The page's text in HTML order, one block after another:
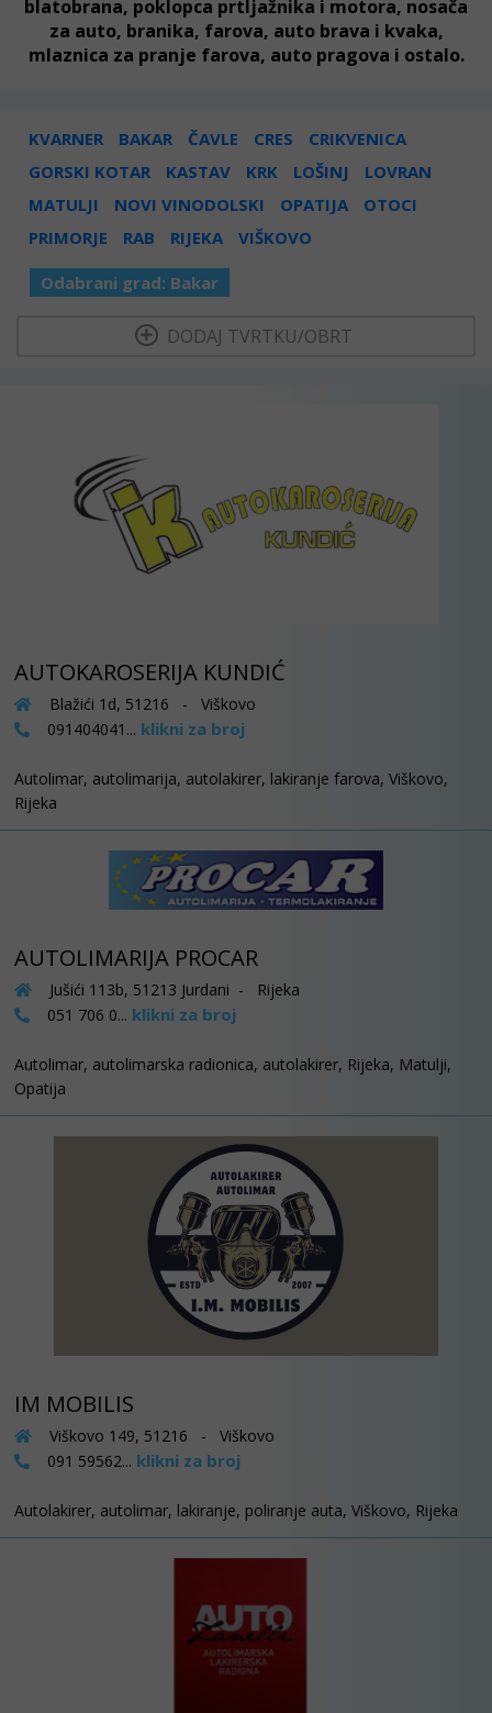
blatobrana, poklopca prtljažnika i motora, nosača
za auto, branika, farova, auto brava i kvaka,
mlaznica za pranje farova, auto pragova i ostalo.
KVARNER BAKAR ČAVLE CRES
CRIKVENICA
GORSKI KOTAR
KASTAV KRK LOŠINJ
LOVRAN
MATULJI
NOVI VINODOLSKI OPATIJA
OTOCI
PRIMORJE
RAB RIJEKA VIŠKOVO
Odabrani grad: Bakar
DODAJ TVRTKU/OBRT
AUTOKAROSERIJA KUNDIĆ
Blažići 1d, 51216 - Viškovo
091404041... klikni za broj
Autolimar, autolimarija, autolakirer, lakiranje farova, Viškovo,
Rijeka
AUTOLIMARIJA PROCAR
Jušići 113b, 51213 Jurdani - Rijeka
051 706 0... klikni za broj
Autolimar, autolimarska radionica, autolakirer, Rijeka, Matulji,
Opatija
IM MOBILIS
Viškovo 149, 51216 - Viškovo
091 59562... klikni za broj
Autolakirer, autolimar, lakiranje, poliranje auta, Viškovo, Rijeka